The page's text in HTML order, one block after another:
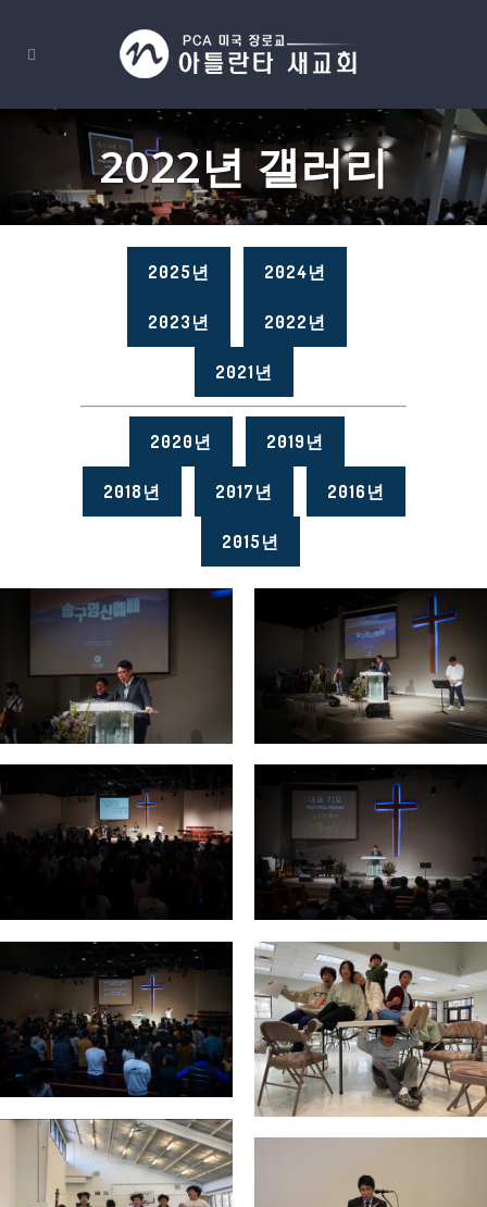
2022년 갤러리
2025년 2024년
2023년 2022년
2021년
2020년 2019년
2018년 2017년 2016년
2015년